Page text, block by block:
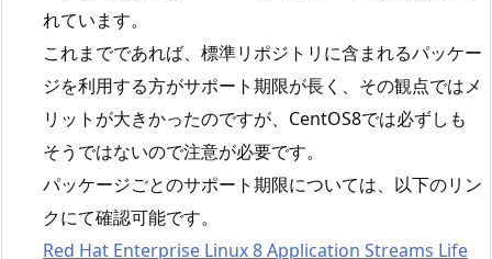
れています。
これまでであれば、標準リポジトリに含まれるパッケー
ジを利用する方がサポート期限が長く、その観点ではメ
リットが大きかったのですが、CentOS8では必ずしも
そうではないので注意が必要です。
パッケージごとのサポート期限については、以下のリン
クにて確認可能です。
Red Hat Enterprise Linux 8 Application Streams Life